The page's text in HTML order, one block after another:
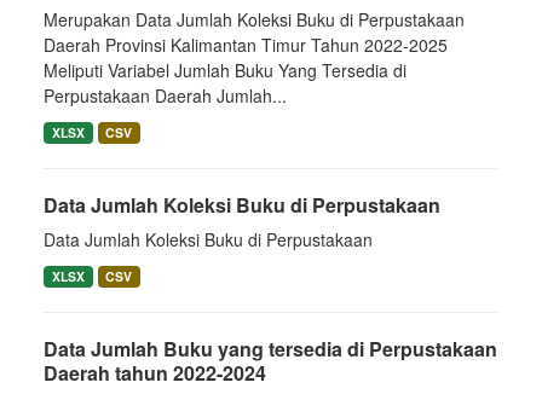
Merupakan Data Jumlah Koleksi Buku di Perpustakaan
Daerah Provinsi Kalimantan Timur Tahun 2022-2025
Meliputi Variabel Jumlah Buku Yang Tersedia di
Perpustakaan Daerah Jumlah...
XLSX CSV
Data Jumlah Koleksi Buku di Perpustakaan
Data Jumlah Koleksi Buku di Perpustakaan
XLSX CSV
Data Jumlah Buku yang tersedia di Perpustakaan
Daerah tahun 2022-2024